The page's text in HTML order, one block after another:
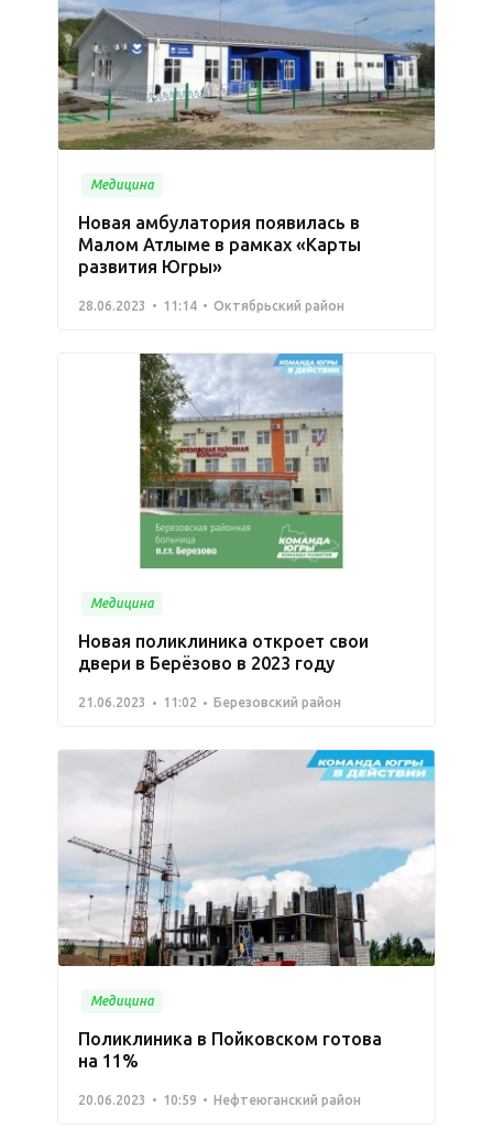
Медицина
Новая амбулатория появилась в
Малом Атлыме в рамках «Карты
развития Югры»
28.06.2023 11:14 Октябрьский район
Медицина
Новая поликлиника откроет свои
двери в Берёзово в 2023 году
21.06.2023 11:02 Березовский район
Медицина
Поликлиника в Пойковском готова
на 11%
20.06.2023 10:59 Нефтеюганский район